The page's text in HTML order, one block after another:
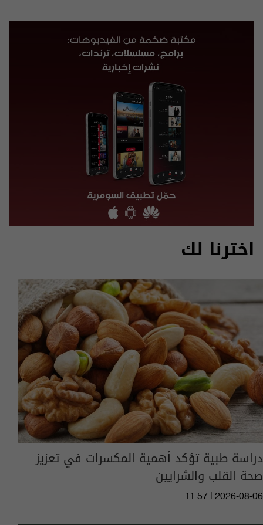
اخترنا لك
دراسة طبية تؤكد أهمية المكسرات في تعزيز
صحة القلب والشرايين
11:57 | 2026-08-06